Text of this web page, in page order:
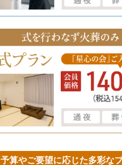
予算やご要望に応じた多彩な